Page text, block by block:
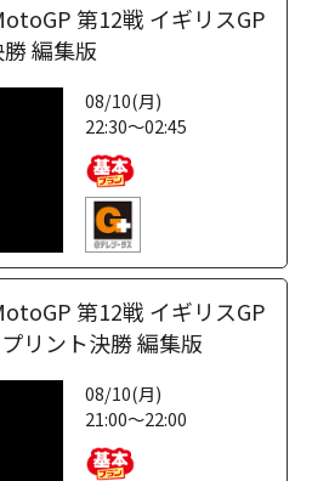
第12戦 イギリスGP
編集版
08/10(月)
22:30～02:45
第12戦 イギリスGP
リント決勝 編集版
08/10(月)
21:00～22:00